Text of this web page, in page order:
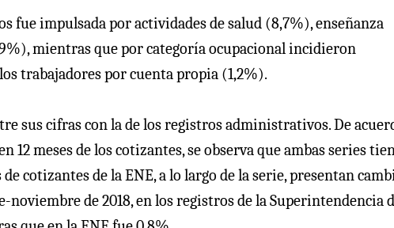
fue impulsada por actividades de salud (8,7%), enseñanza
mientras que por categoría ocupacional incidieron
trabajadores por cuenta propia (1,2%).
sus cifras con la de los registros administrativos. De
meses de los cotizantes, se observa que ambas series
cotizantes de la ENE, a lo largo de la serie, presentan
de 2018, en los registros de la Superintendencia